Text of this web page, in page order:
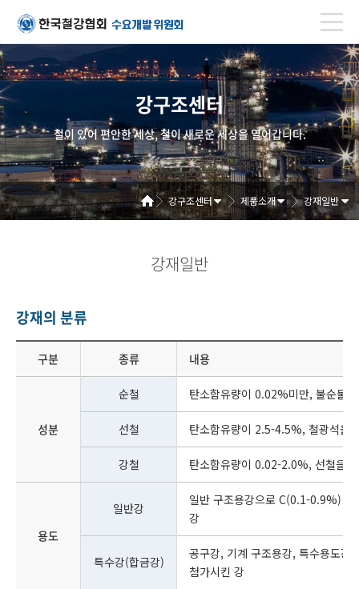
강구조센터
철이 있어 편안한 세상, 철이 새로운 세상을 열어갑니다.
강구조센터 제품소개 강재일반
강재일반
강재의 분류
구분 종류 내용
성분
순철 탄소함유량이 0.02%미만, 불순물
선철 탄소함유량이 2.5-4.5%, 철광석을
강철 탄소함유량이 0.02-2.0%, 선철을
용도
일반강
일반 구조용강으로 C(0.1-0.9%)
강
특수강(합금강)
공구강, 기계 구조용강, 특수용도
첨가시킨 강